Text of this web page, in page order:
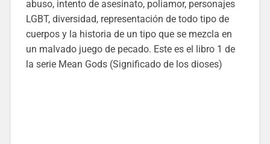
abuso, intento de asesinato, poliamor, personajes
LGBT, diversidad, representación de todo tipo de
cuerpos y la historia de un tipo que se mezcla en
un malvado juego de pecado. Este es el libro 1 de
la serie Mean Gods (Significado de los dioses)